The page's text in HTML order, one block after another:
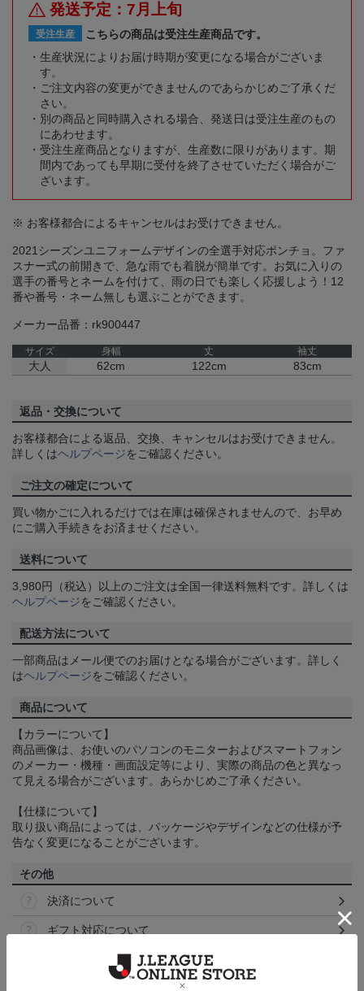
発送予定：7月上旬
受注生産
こちらの商品は受注生産商品です。
生産状況によりお届け時期が変更になる場合がございま
す。
ご注文内容の変更ができませんのであらかじめご了承くだ
さい。
別の商品と同時購入される場合、発送日は受注生産のもの
にあわせます。
受注生産商品となりますが、生産数に限りがあります。期
間内であっても早期に受付を終了させていただく場合がご
ざいます。
※ お客様都合によるキャンセルはお受けできません。
2021シーズンユニフォームデザインの全選手対応ポンチョ。ファ
スナー式の前開きで、急な雨でも着脱が簡単です。お気に入りの
選手の番号とネームを付けて、雨の日でも楽しく応援しよう！12
番や番号・ネーム無しも選ぶことができます。
メーカー品番：rk900447
サイズ 身幅 丈 袖丈
大人 62cm 122cm 83cm
返品・交換について
お客様都合による返品、交換、キャンセルはお受けできません。
詳しくはヘルプページをご確認ください。
ご注文の確定について
買い物かごに入れるだけでは在庫は確保されませんので、お早め
にご購入手続きをお済ませください。
送料について
3,980円（税込）以上のご注文は全国一律送料無料です。詳しくは
ヘルプページをご確認ください。
配送方法について
一部商品はメール便でのお届けとなる場合がございます。詳しく
はヘルプページをご確認ください。
商品について
【カラーについて】
商品画像は、お使いのパソコンのモニターおよびスマートフォン
のメーカー・機種・画面設定等により、実際の商品の色と異なっ
て見える場合がございます。あらかじめご了承ください。
【仕様について】
取り扱い商品によっては、パッケージやデザインなどの仕様が予
告なく変更になることがございます。
その他
決済について
ギフト対応について